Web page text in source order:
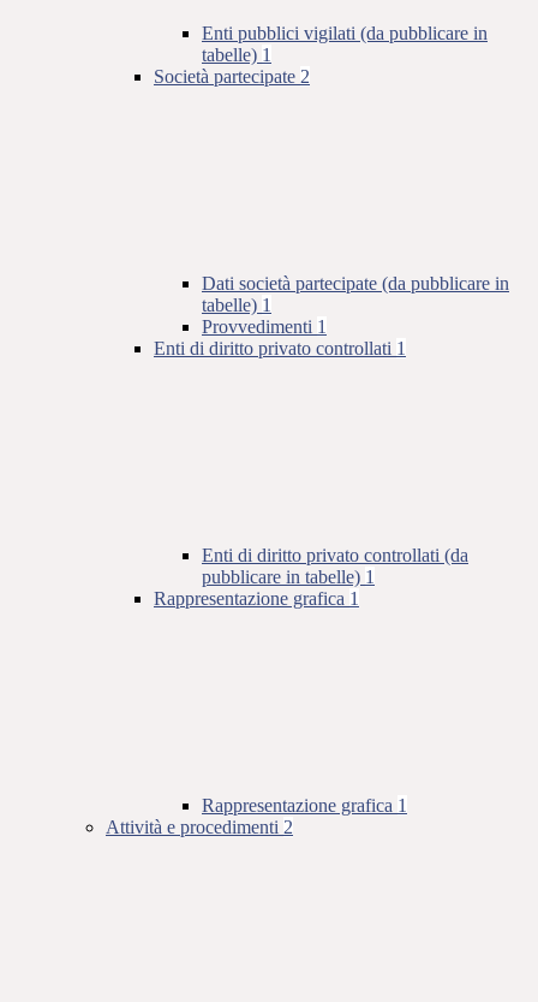
Enti pubblici vigilati (da pubblicare in
tabelle) 1
Società partecipate 2
Dati società partecipate (da pubblicare in
tabelle) 1
Provvedimenti 1
Enti di diritto privato controllati 1
Enti di diritto privato controllati (da
pubblicare in tabelle) 1
Rappresentazione grafica 1
Rappresentazione grafica 1
Attività e procedimenti 2